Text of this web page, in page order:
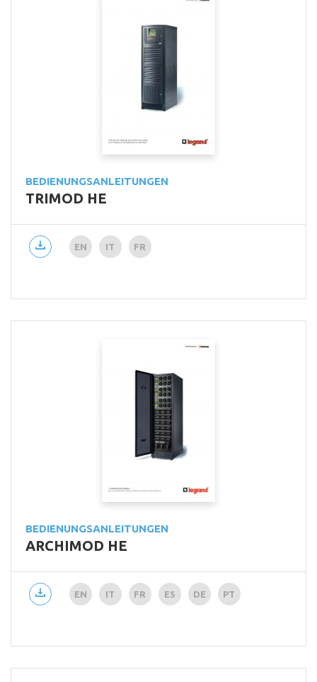
BEDIENUNGSANLEITUNGEN
TRIMOD HE
EN IT FR
BEDIENUNGSANLEITUNGEN
ARCHIMOD HE
EN IT FR ES DE PT